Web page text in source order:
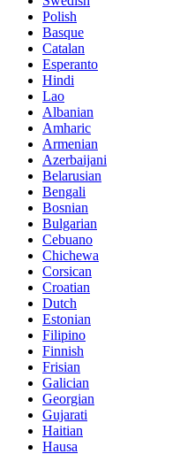
Polish
Basque
Catalan
Esperanto
Hindi
Lao
Albanian
Amharic
Armenian
Azerbaijani
Belarusian
Bengali
Bosnian
Bulgarian
Cebuano
Chichewa
Corsican
Croatian
Dutch
Estonian
Filipino
Finnish
Frisian
Galician
Georgian
Gujarati
Haitian
Hausa